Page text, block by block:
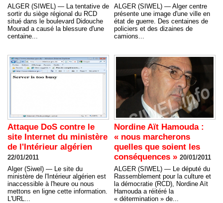
ALGER (SIWEL) — La tentative de
sortir du siège régional du RCD
situé dans le boulevard Didouche
Mourad a causé la blessure d'une
centaine...
ALGER (SIWEL) — Alger centre
présente une image d'une ville en
état de guerre. Des centaines de
policiers et des dizaines de
camions...
Attaque DoS contre le
site Internet du ministère
de l'Intérieur algérien
22/01/2011
Alger (Siwel) — Le site du
ministère de l'Intérieur algérien est
inaccessible à l'heure ou nous
mettons en ligne cette information.
L'URL...
Nordine Aït Hamouda :
« nous marcherons
quelles que soient les
conséquences » 20/01/2011
ALGER (SIWEL) — Le député du
Rassemblement pour la culture et
la démocratie (RCD), Nordine Aït
Hamouda a réitéré la
« détermination » de...